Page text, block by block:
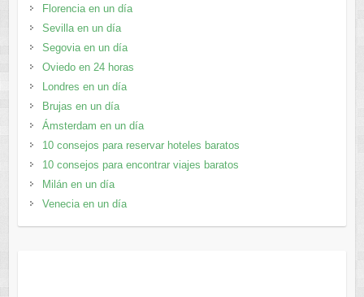
Florencia en un día
Sevilla en un día
Segovia en un día
Oviedo en 24 horas
Londres en un día
Brujas en un día
Ámsterdam en un día
10 consejos para reservar hoteles baratos
10 consejos para encontrar viajes baratos
Milán en un día
Venecia en un día